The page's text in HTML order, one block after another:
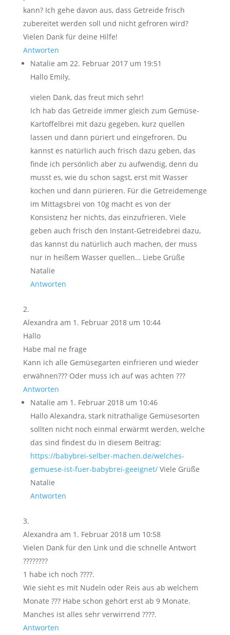
kann? Ich gehe davon aus, dass Getreide frisch
zubereitet werden soll und nicht gefroren wird?
Vielen Dank für deine Hilfe!
Antworten
Natalie am 22. Februar 2017 um 19:51
Hallo Emily,
vielen Dank, das freut mich sehr!
Ich hab das Getreide immer gleich zum Gemüse-
Kartoffelbrei mit dazu gegeben, kurz quellen
lassen und dann püriert und eingefroren. Du
kannst es natürlich auch frisch dazu geben, das
finde ich persönlich aber zu aufwendig, denn du
musst es, wie du schon sagst, erst mit Wasser
kochen und dann pürieren. Für die Getreidemenge
im Mittagsbrei von 10g macht es von der
Konsistenz her nichts, das einzufrieren. Viele
geben auch frisch den Instant-Getreidebrei dazu,
das kannst du natürlich auch machen, der muss
nur in heißem Wasser quellen… Liebe Grüße
Natalie
Antworten
Alexandra am 1. Februar 2018 um 10:44
Hallo
Habe mal ne frage
Kann ich alle Gemüsegarten einfrieren und wieder
erwähnen??? Oder muss ich auf was achten ???
Antworten
Natalie am 1. Februar 2018 um 10:46
Hallo Alexandra, stark nitrathalige Gemüsesorten
sollten nicht noch einmal erwärmt werden, welche
das sind findest du in diesem Beitrag:
https://babybrei-selber-machen.de/welches-
gemuese-ist-fuer-babybrei-geeignet/Viele Grüße
Natalie
Antworten
Alexandra am 1. Februar 2018 um 10:58
Vielen Dank für den Link und die schnelle Antwort
????????
1 habe ich noch ????.
Wie sieht es mit Nudeln oder Reis aus ab welchem
Monate ??? Habe schon gehört erst ab 9 Monate.
Manches ist alles sehr verwirrend ????.
Antworten